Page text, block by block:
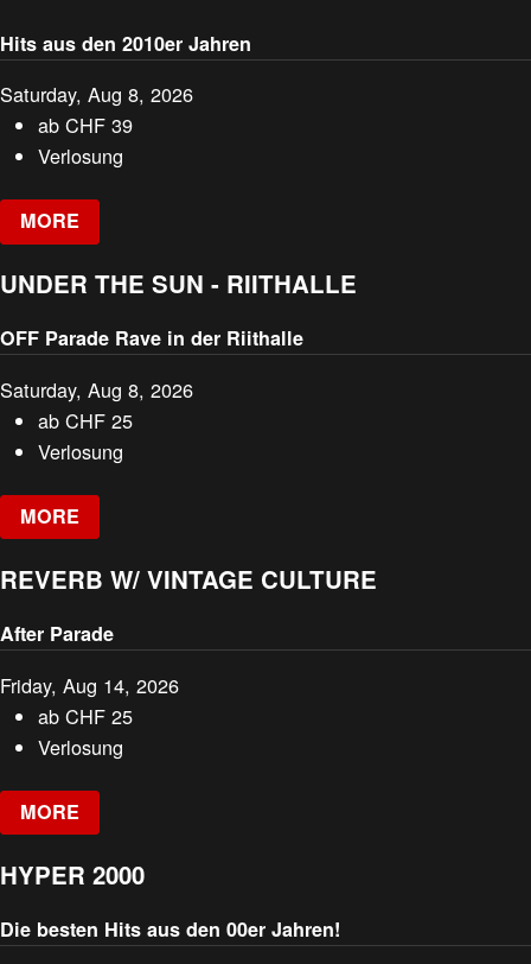
Hits aus den 2010er Jahren
Saturday, Aug 8, 2026
abCHF 39
Verlosung
MORE
UNDER THE SUN - RIITHALLE
OFF Parade Rave in der Riithalle
Saturday, Aug 8, 2026
abCHF 25
Verlosung
MORE
REVERB W/ VINTAGE CULTURE
After Parade
Friday, Aug 14, 2026
abCHF 25
Verlosung
MORE
HYPER 2000
Die besten Hits aus den 00er Jahren!